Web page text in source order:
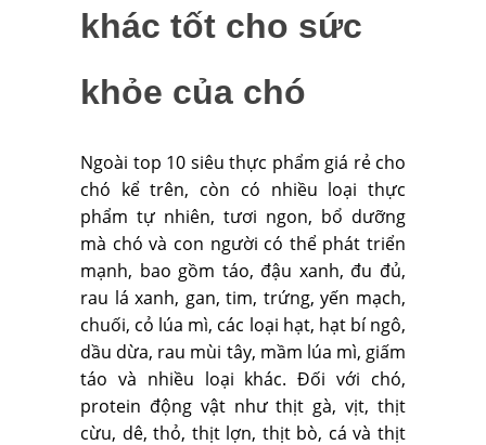
khác tốt cho sức
khỏe của chó
Ngoài top 10 siêu thực phẩm giá rẻ cho
chó kể trên, còn có nhiều loại thực
phẩm tự nhiên, tươi ngon, bổ dưỡng
mà chó và con người có thể phát triển
mạnh, bao gồm táo, đậu xanh, đu đủ,
rau lá xanh, gan, tim, trứng, yến mạch,
chuối, cỏ lúa mì, các loại hạt, hạt bí ngô,
dầu dừa, rau mùi tây, mầm lúa mì, giấm
táo và nhiều loại khác. Đối với chó,
protein động vật như thịt gà, vịt, thịt
cừu, dê, thỏ, thịt lợn, thịt bò, cá và thịt